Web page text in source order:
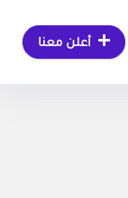
أعلن معنا